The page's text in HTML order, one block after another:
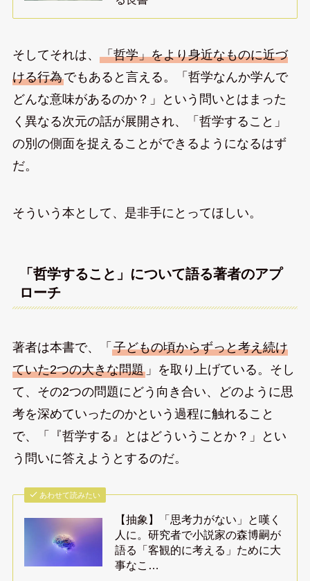
そしてそれは、 「哲学」をより身近なものに近づ
ける行為でもあると言える。「哲学なんか学んで
どんな意味があるのか？」という問いとはまった
く異なる次元の話が展開され、「哲学すること」
の別の側面を捉えることができるようになるはず
だ。
そういう本として、是非手にとってほしい。
「哲学すること」について語る著者のアプ
ローチ
著者は本書で、「 子どもの頃からずっと考え続け
ていた2つの大きな問題」を取り上げている。そし
て、その2つの問題にどう向き合い、どのように思
考を深めていったのかという過程に触れること
で、「『哲学する』とはどういうことか？」とい
う問いに答えようとするのだ。
あわせて読みたい
【抽象】「思考力がない」と嘆く
人に。研究者で小説家の森博嗣が
語る「客観的に考える」ために大
事なこ…